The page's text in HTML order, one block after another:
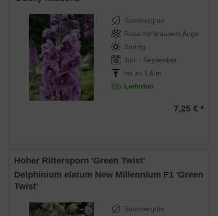
Sommergrün
Rosa mit braunem Auge
Sonnig
Juni - September
bis zu 1,6 m
Lieferbar
7,25 € *
Hoher Rittersporn 'Green Twist'
Delphinium elatum New Millennium F1 'Green
Twist'
Sommergrün